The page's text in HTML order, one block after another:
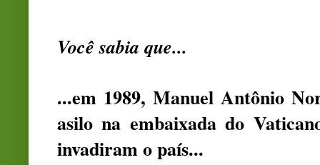
Você sabia que...
...em 1989, Manuel Antônio
asilo na embaixada do
invadiram o país...